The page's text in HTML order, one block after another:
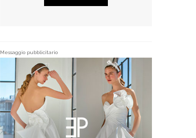
Messaggio pubblicitario